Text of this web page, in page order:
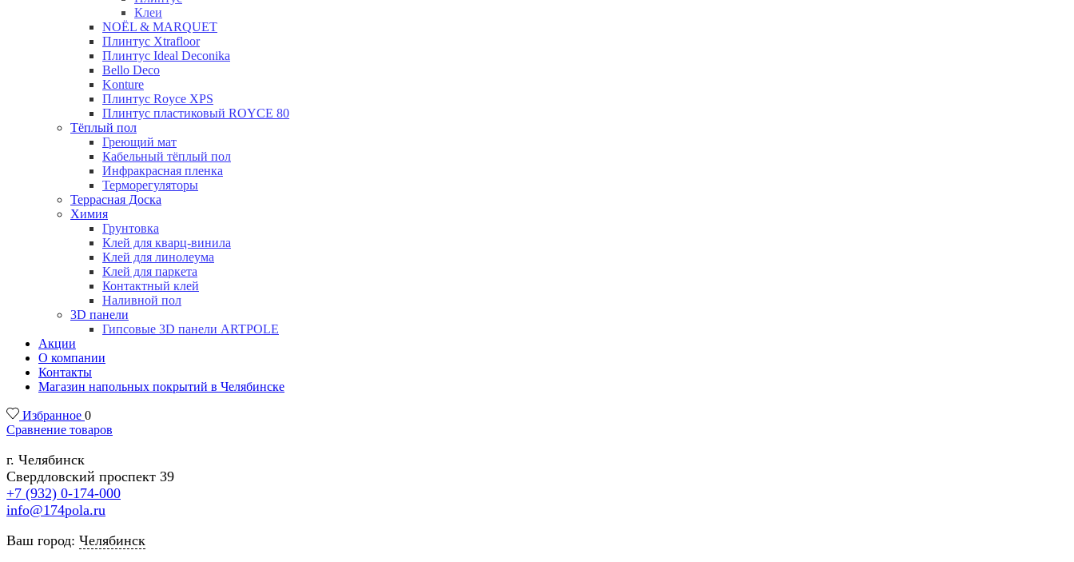
Клеи
NOЁL & MARQUET
Плинтус Xtrafloor
Плинтус Ideal Deconika
Bello Deco
Konture
Плинтус Royce XPS
Плинтус пластиковый ROYCE 80
Тёплый пол
Греющий мат
Кабельный тёплый пол
Инфракрасная пленка
Терморегуляторы
Террасная Доска
Химия
Грунтовка
Клей для кварц-винила
Клей для линолеума
Клей для паркета
Контактный клей
Наливной пол
3D панели
Гипсовые 3D панели ARTPOLE
Акции
О компании
Контакты
Магазин напольных покрытий в Челябинске
Избранное 0
Сравнение товаров
г. Челябинск
Свердловский проспект 39
+7 (932) 0-174-000
info@174pola.ru
Ваш город: Челябинск